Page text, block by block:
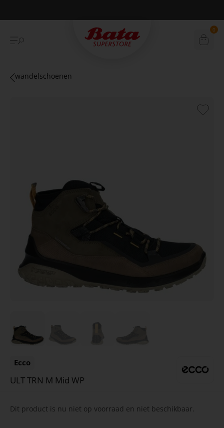
Betaal achteraf met Klarna 0
wandelschoenen
Ecco
ULT TRN M Mid WP
Dit product is nu niet op voorraad en niet beschikbaar.